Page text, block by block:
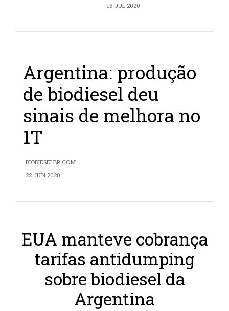
13 JUL 2020
Argentina: produção
de biodiesel deu
sinais de melhora no
1T
BIODIESELBR.COM
22 JUN 2020
EUA manteve cobrança
tarifas antidumping
sobre biodiesel da
Argentina